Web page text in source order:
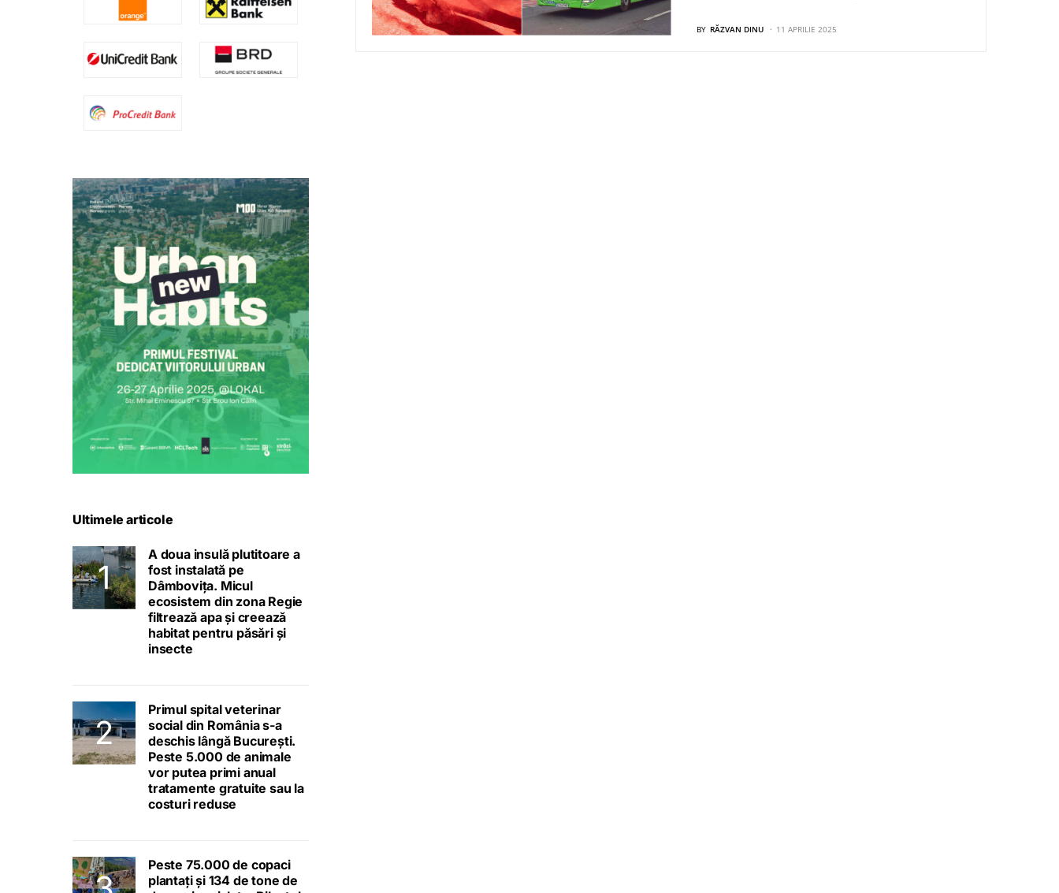
BY RĂZVAN DINU 11 APRILIE 2025
Ultimele articole
A doua insulă plutitoare a
fost instalată pe
Dâmbovița. Micul
ecosistem din zona Regie
filtrează apa și creează
habitat pentru păsări și
insecte
Primul spital veterinar
social din România s-a
deschis lângă București.
Peste 5.000 de animale
vor putea primi anual
tratamente gratuite sau la
costuri reduse
Peste 75.000 de copaci
plantați și 134 de tone de